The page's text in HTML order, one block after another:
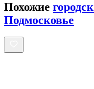
Похожие
Подмосковье